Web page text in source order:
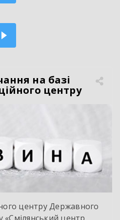
на базі
центру
центру Державного